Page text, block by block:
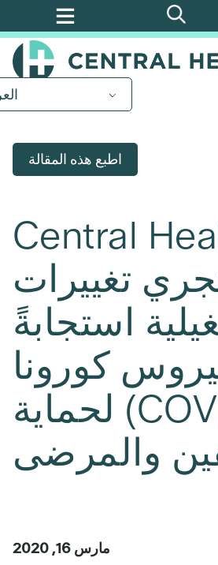
اطبع هذه المقالة
Central
تغييرات
استجابةً
كورونا
(COVID-19) لحماية
والمرضى
مارس 16, 2020